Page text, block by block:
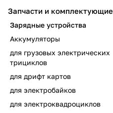
Запчасти и комплектующие
Зарядные устройства
Аккумуляторы
для грузовых электрических
трициклов
для дрифт картов
для электробайков
для электроквадроциклов